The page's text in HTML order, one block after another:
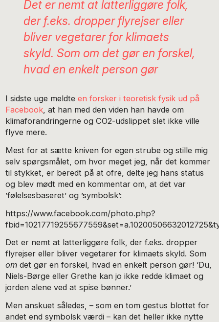
Det er nemt at latterliggøre folk,
der f.eks. dropper flyrejser eller
bliver vegetarer for klimaets
skyld. Som om det gør en forskel,
hvad en enkelt person gør
I sidste uge meldteen forsker i teoretisk fysik ud på
Facebook, at han med den viden han havde om
klimaforandringerne og CO2-udslippet slet ikke ville
flyve mere.
Mest for at sætte kniven for egen strube og stille mig
selv spørgsmålet, om hvor meget jeg, når det kommer
til stykket, er beredt på at ofre, delte jeg hans status
og blev mødt med en kommentar om, at det var
’følelsesbaseret’ og ’symbolsk’:
https://www.facebook.com/photo.php?
Det er nemt at latterliggøre folk, der f.eks. dropper
flyrejser eller bliver vegetarer for klimaets skyld. Som
om det gør en forskel, hvad en enkelt person gør! ‘Du,
Niels-Børge eller Grethe kan jo ikke redde klimaet og
jorden alene ved at spise bønner.’
Men anskuet således, – som en tom gestus blottet for
andet end symbolsk værdi – kan det heller ikke nytte